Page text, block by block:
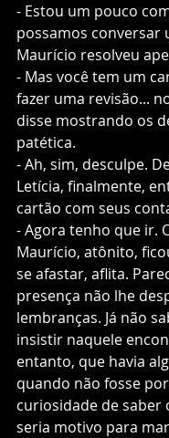
- Estou um pouco
possamos conversar
Maurício resolveu
- Mas você tem um
fazer uma revisão...
disse mostrando os
patética.
- Ah, sim, desculpe.
Letícia, finalmente,
cartão com seus
- Agora tenho que ir.
Maurício, atônito,
se afastar, aflita.
presença não lhe
lembranças. Já não
insistir naquele
entanto, que havia
quando não fosse
curiosidade de saber
seria motivo para